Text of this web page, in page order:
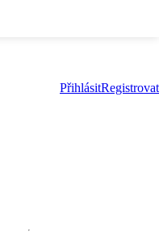
PřihlásitRegistrovat